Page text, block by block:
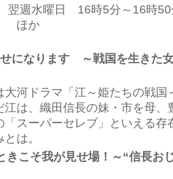
週水曜日 16時5分～16時50
か
になります ～戦国を生きた
河ドラマ「江～姫たちの戦国
江は、織田信長の妹・市を母
「スーパーセレブ」といえる存
は。
こそ我が見せ場！～“信長お